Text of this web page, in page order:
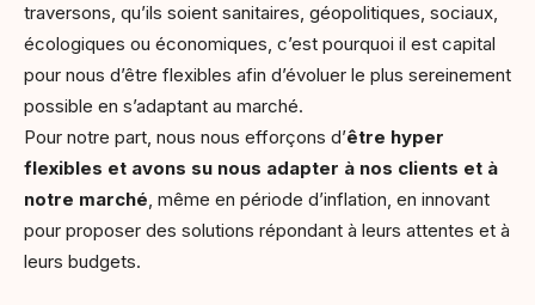
traversons, qu’ils soient sanitaires, géopolitiques, sociaux,
écologiques ou économiques, c’est pourquoi il est capital
pour nous d’être flexibles afin d’évoluer le plus sereinement
possible en s’adaptant au marché.
Pour notre part, nous nous efforçons d’être hyper
flexibles et avons su nous adapter à nos clients et à
notre marché, même en période d’inflation, en innovant
pour proposer des solutions répondant à leurs attentes et à
leurs budgets.